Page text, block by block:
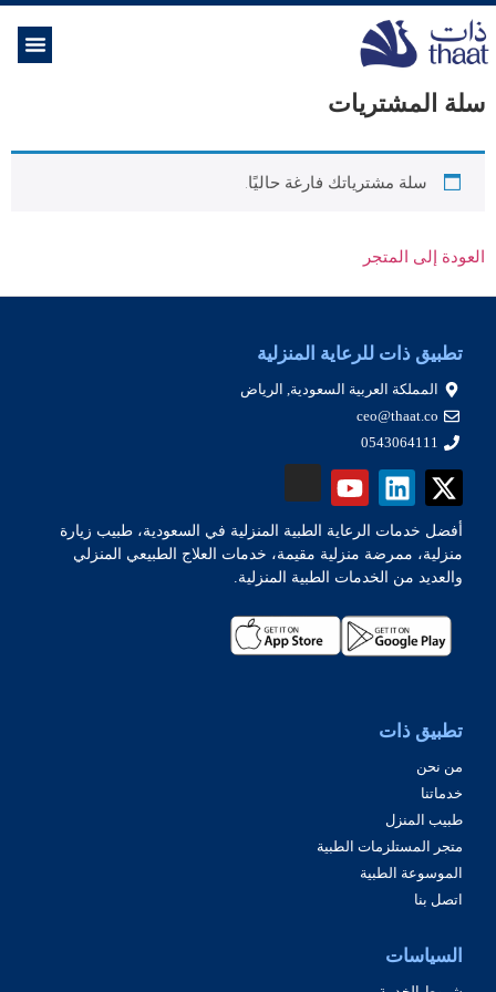
سلة المشتريات
سلة مشترياتك فارغة حاليًا.
العودة إلى المتجر
تطبيق ذات للرعاية المنزلية
المملكة العربية السعودية, الرياض
ceo@thaat.co
0543064111
أفضل خدمات الرعاية الطبية المنزلية في السعودية، طبيب زيارة
منزلية، ممرضة منزلية مقيمة، خدمات العلاج الطبيعي المنزلي
والعديد من الخدمات الطبية المنزلية.
تطبيق ذات
من نحن
خدماتنا
طبيب المنزل
متجر المستلزمات الطبية
الموسوعة الطبية
اتصل بنا
السياسات